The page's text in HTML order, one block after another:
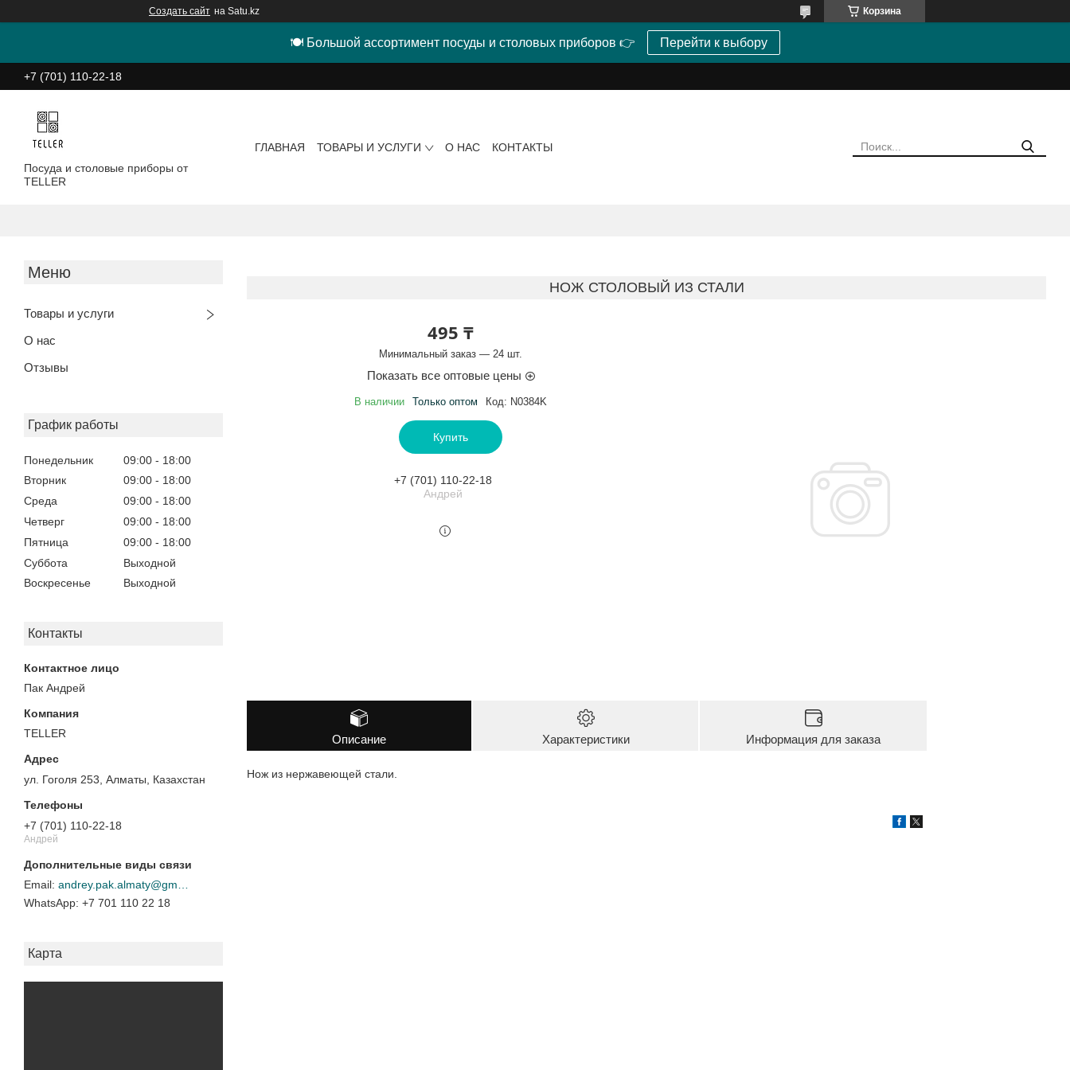
Создать сайт на Satu.kz Корзина
🍽 Большой ассортимент посуды и столовых приборов 👉 Перейти к выбору
+7 (701) 110-22-18
Посуда и столовые приборы от
TELLER
ГЛАВНАЯ ТОВАРЫ И УСЛУГИ О НАС КОНТАКТЫ
Товары и услуги
О нас
Отзывы
График работы
Понедельник 09:00
18:00
Вторник
09:00
18:00
Среда
09:00
18:00
Четверг
09:00
18:00
Пятница
09:00
18:00
Суббота
Выходной
Воскресенье
Выходной
Контакты
Пак Андрей
TELLER
ул. Гоголя 253, Алматы, Казахстан
+7 (701) 110-22-18
Андрей
+7 701 110 22 18
Карта
НОЖ СТОЛОВЫЙ ИЗ СТАЛИ
495 ₸
Минимальный заказ — 24 шт.
Показать все оптовые цены
В наличии Только оптом Код: N0384K
Купить
+7 (701) 110-22-18
Андрей
Описание Характеристики Информация для заказа
Нож из нержавеющей стали.